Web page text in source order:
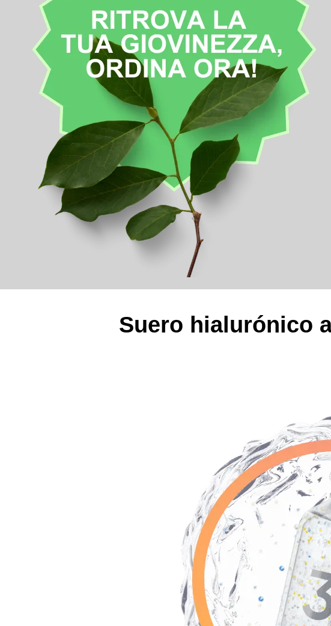
Suero hialurónico